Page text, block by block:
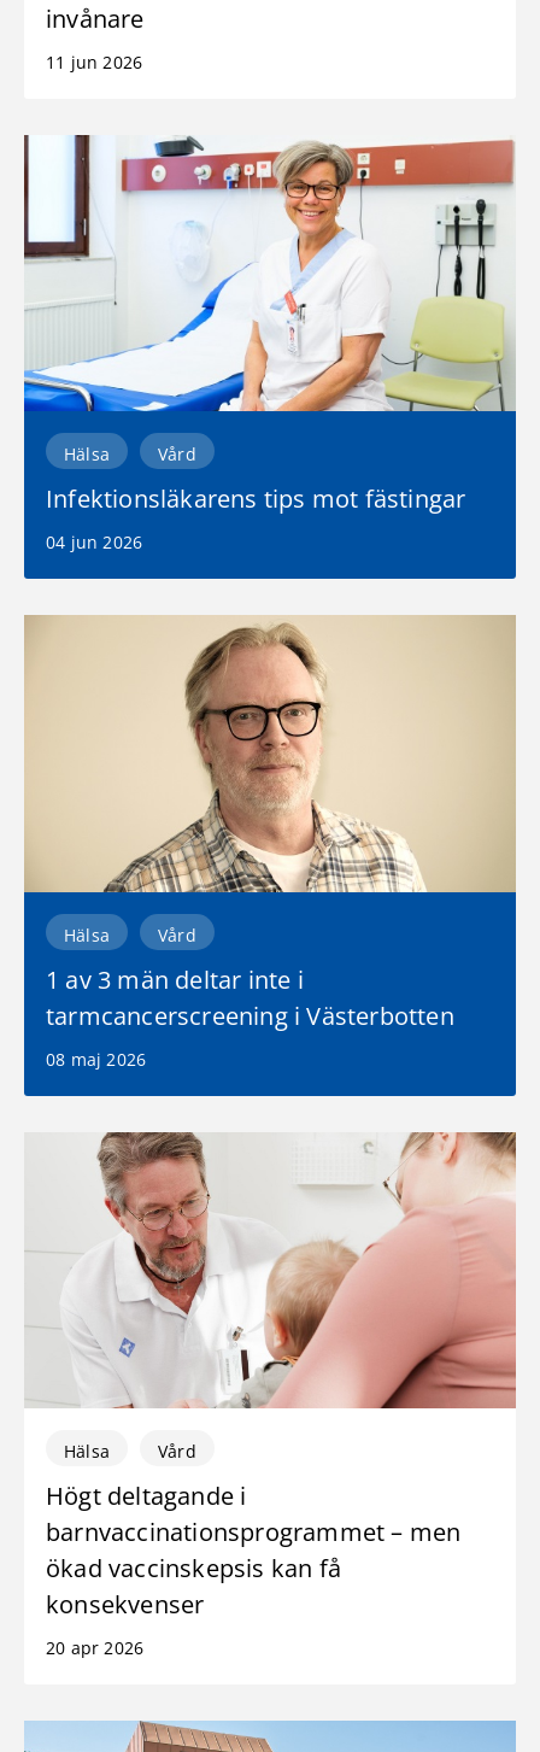
invånare
11 jun 2026
Hälsa Vård
Infektionsläkarens tips mot fästingar
04 jun 2026
Hälsa Vård
1 av 3 män deltar inte i
tarmcancerscreening i Västerbotten
08 maj 2026
Hälsa Vård
Högt deltagande i
barnvaccinationsprogrammet – men
ökad vaccinskepsis kan få
konsekvenser
20 apr 2026